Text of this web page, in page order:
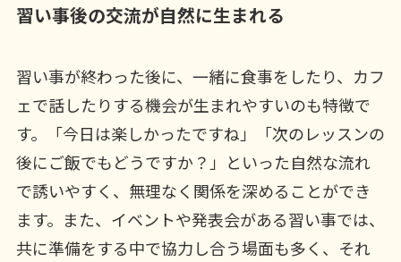
習い事後の交流が自然に生まれる
習い事が終わった後に、一緒に食事をしたり、カフ
ェで話したりする機会が生まれやすいのも特徴で
す。「今日は楽しかったですね」「次のレッスンの
後にご飯でもどうですか？」といった自然な流れ
で誘いやすく、無理なく関係を深めることができ
ます。また、イベントや発表会がある習い事では、
共に準備をする中で協力し合う場面も多く、それ